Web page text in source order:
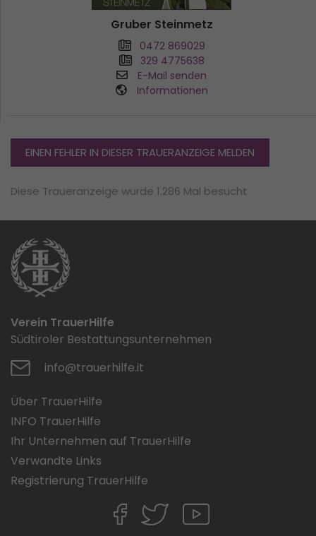
Gruber Steinmetz
0472 869029
329 4775638
E-Mail senden
Informationen
EINEN FEHLER IN DIESER TRAUERANZEIGE MELDEN
Diese Traueranzeige wurde 1.286 Mal besucht
Verein TrauerHilfe
Südtiroler Bestattungsunternehmen
info@trauerhilfe.it
Über TrauerHilfe
INFO TrauerHilfe
Ihr Unternehmen auf TrauerHilfe
Verwandte Links
Registrierung TrauerHilfe